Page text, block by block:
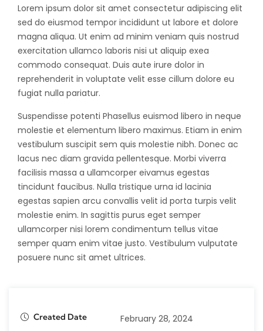
Lorem ipsum dolor sit amet consectetur adipiscing elit
sed do eiusmod tempor incididunt ut labore et dolore
magna aliqua. Ut enim ad minim veniam quis nostrud
exercitation ullamco laboris nisi ut aliquip exea
commodo consequat. Duis aute irure dolor in
reprehenderit in voluptate velit esse cillum dolore eu
fugiat nulla pariatur.
Suspendisse potenti Phasellus euismod libero in neque
molestie et elementum libero maximus. Etiam in enim
vestibulum suscipit sem quis molestie nibh. Donec ac
lacus nec diam gravida pellentesque. Morbi viverra
facilisis massa a ullamcorper eivamus egestas
tincidunt faucibus. Nulla tristique urna id lacinia
egestas sapien arcu convallis velit id porta turpis velit
molestie enim. In sagittis purus eget semper
ullamcorper nisi lorem condimentum tellus vitae
semper quam enim vitae justo. Vestibulum vulputate
posuere nunc sit amet ultrices.
Created Date February 28, 2024